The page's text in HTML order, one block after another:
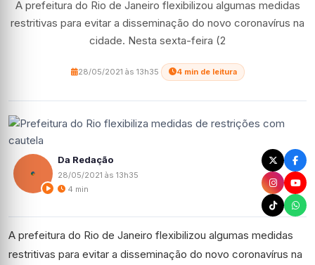
A prefeitura do Rio de Janeiro flexibilizou algumas medidas
restritivas para evitar a disseminação do novo coronavírus na
cidade. Nesta sexta-feira (2
28/05/2021 às 13h35 4 min de leitura
Da Redação
28/05/2021 às 13h35
4 min
A prefeitura do Rio de Janeiro flexibilizou algumas medidas
restritivas para evitar a disseminação do novo coronavírus na